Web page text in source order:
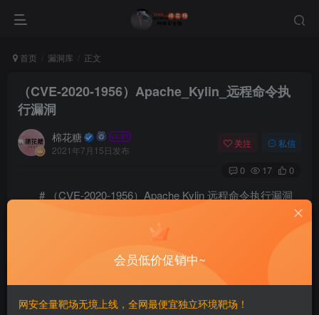
首页 漏洞库 正文
（CVE-2020-1956）Apache_Kylin_远程命令执
行漏洞
棉花糖
2021年7月15日发布
关注 私信
0 17 0
# （CVE-2020-1956）Apache Kylin 远程命令执行漏洞
————
会员低价促销中~
网安全量靶场无境上线，全网最便宜独立环境靶场！